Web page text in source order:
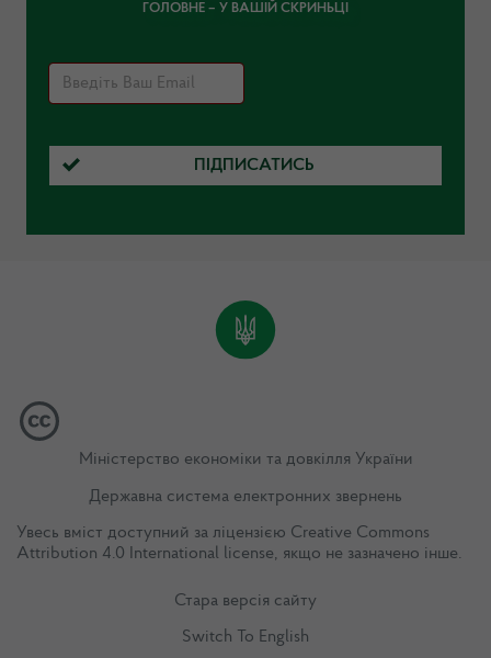
ГОЛОВНЕ – У ВАШІЙ СКРИНЬЦІ
ПІДПИСАТИСЬ
Міністерство економіки та довкілля України
Державна система електронних звернень
Увесь вміст доступний за ліцензією Creative Commons
Attribution 4.0 International license, якщо не зазначено інше.
Стара версія сайту
Switch To English